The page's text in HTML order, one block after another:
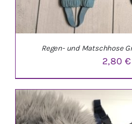
Regen- und Matschhose
2,80 €